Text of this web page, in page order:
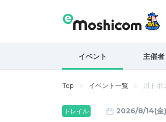
イベント 主催者
Top イベント一覧 川ド
トレイル 2026/8/14(金)